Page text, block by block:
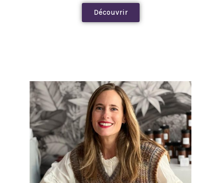
Découvrir